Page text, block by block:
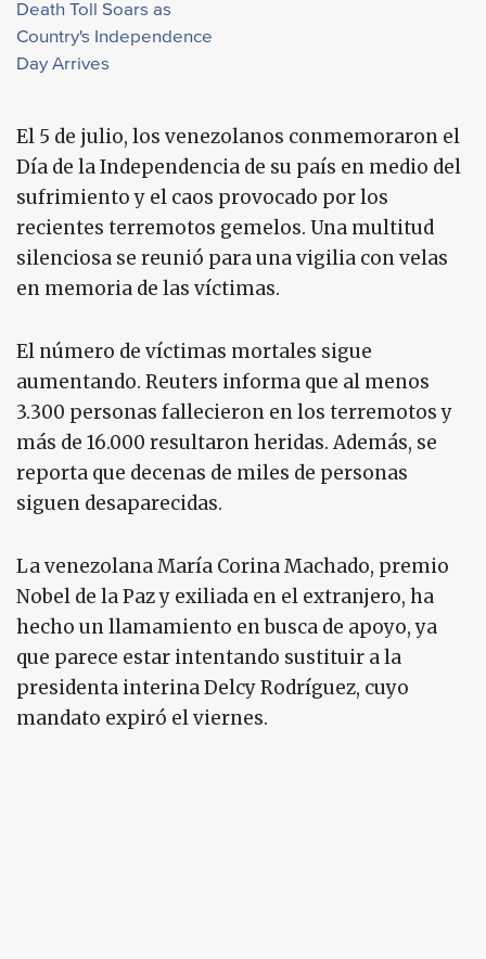
Death Toll Soars as
Country's Independence
Day Arrives
El 5 de julio, los venezolanos conmemoraron el
Día de la Independencia de su país en medio del
sufrimiento y el caos provocado por los
recientes terremotos gemelos. Una multitud
silenciosa se reunió para una vigilia con velas
en memoria de las víctimas.
El número de víctimas mortales sigue
aumentando. Reuters informa que al menos
3.300 personas fallecieron en los terremotos y
más de 16.000 resultaron heridas. Además, se
reporta que decenas de miles de personas
siguen desaparecidas.
La venezolana María Corina Machado, premio
Nobel de la Paz y exiliada en el extranjero, ha
hecho un llamamiento en busca de apoyo, ya
que parece estar intentando sustituir a la
presidenta interina Delcy Rodríguez, cuyo
mandato expiró el viernes.